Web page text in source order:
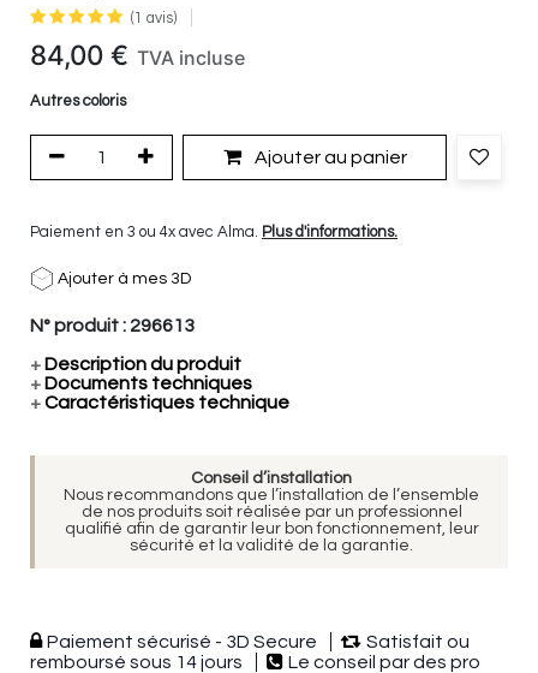
(1 avis)
84,00 € TVA incluse
Autres coloris
Ajouter au panier
Paiement en 3 ou 4x avec Alma. Plus d'informations.
Ajouter à mes 3D
N° produit : 296613
+ Description du produit
+ Documents techniques
+Caractéristiques technique
Conseil d’installation
Nous recommandons que l’installation de l’ensemble
de nos produits soit réalisée par un professionnel
qualifié afin de garantir leur bon fonctionnement, leur
sécurité et la validité de la garantie.
Paiement sécurisé - 3D Secure
Satisfait ou
remboursé sous 14 jours
Le conseil par des pro